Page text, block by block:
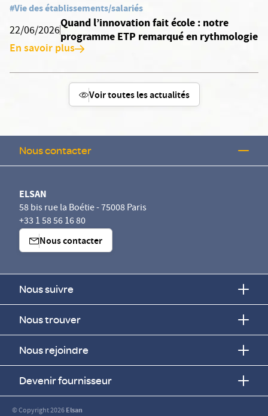
#Vie des établissements/salariés
22/06/2026
Quand l’innovation fait école : notre
programme ETP remarqué en rythmologie
En savoir plus
Voir toutes les actualités
Nous contacter
ELSAN
58 bis rue la Boétie - 75008 Paris
+33 1 58 56 16 80
Nous contacter
Nous suivre
Nous trouver
Nous rejoindre
Devenir fournisseur
© Copyright 2026Elsan